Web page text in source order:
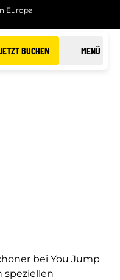
Europa
BUCHEN MENÜ
bei You Jump
speziellen